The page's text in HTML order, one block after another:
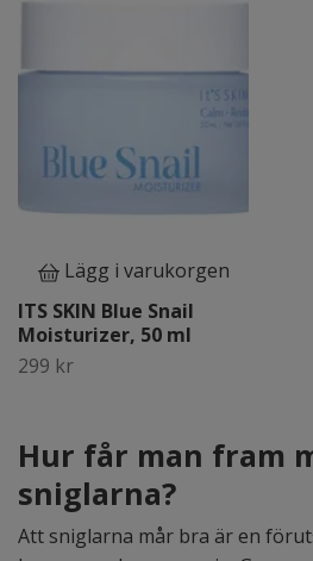
Lägg i varukorgen
ITS SKIN Blue Snail
Moisturizer, 50 ml
299 kr
Hur får man fram
sniglarna?
Att sniglarna mår bra är en